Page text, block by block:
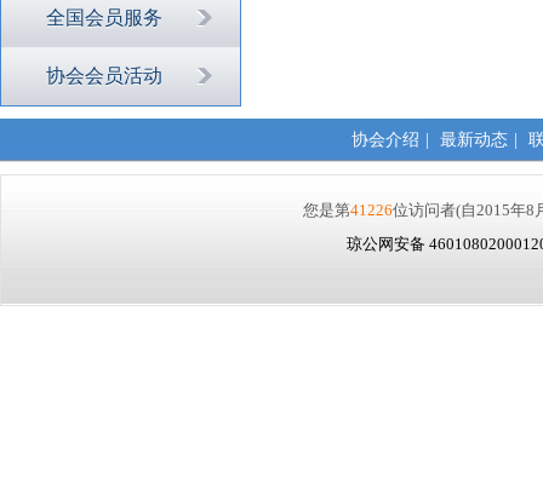
全国会员服务
协会会员活动
协会介绍 最新动态
您是第41226位访问者(自2015年8
琼公网安备